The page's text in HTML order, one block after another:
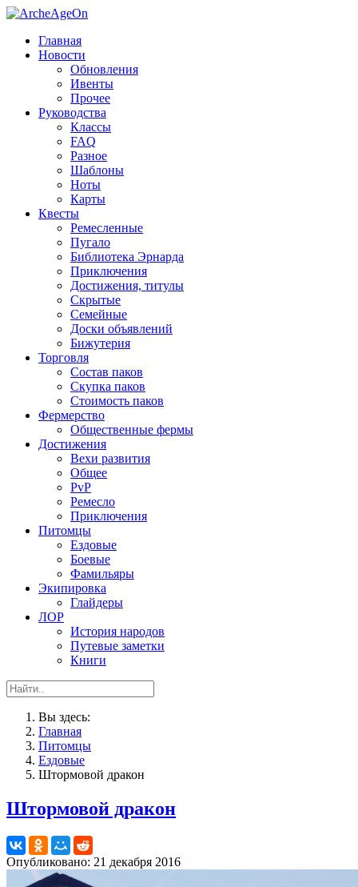
Главная
Новости
Обновления
Ивенты
Прочее
Руководства
Классы
FAQ
Разное
Шаблоны
Ноты
Карты
Квесты
Ремесленные
Пугало
Библиотека Эрнарда
Приключения
Достижения, титулы
Скрытые
Семейные
Доски объявлений
Бижутерия
Торговля
Состав паков
Скупка паков
Стоимость паков
Фермерство
Общественные фермы
Достижения
Вехи развития
Общее
PvP
Ремесло
Приключения
Питомцы
Ездовые
Боевые
Фамильяры
Экипировка
Глайдеры
ЛОР
История народов
Путевые заметки
Книги
Вы здесь:
Главная
Питомцы
Ездовые
Штормовой дракон
Штормовой дракон
Опубликовано: 21 декабря 2016